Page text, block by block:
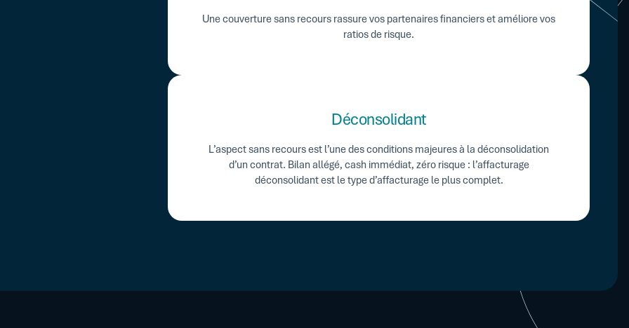
Une couverture sans recours rassure vos partenaires financiers et améliore vos
ratios de risque.
Déconsolidant
L’aspect sans recours est l’une des conditions majeures à la déconsolidation
d’un contrat. Bilan allégé, cash immédiat, zéro risque : l’affacturage
déconsolidant est le type d’affacturage le plus complet.